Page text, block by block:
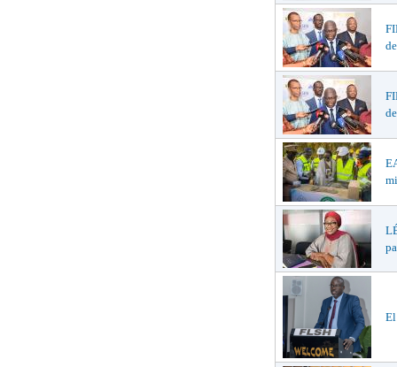
El